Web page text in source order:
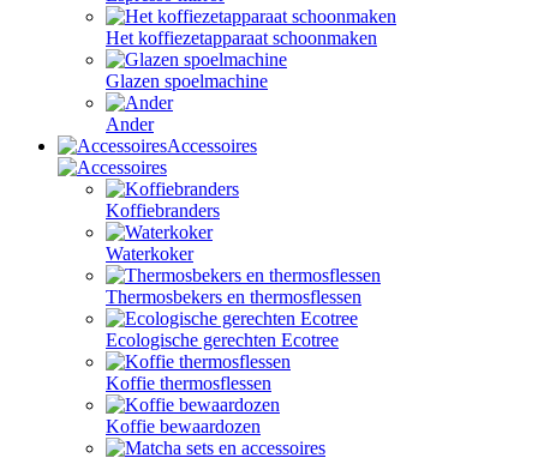
Het koffiezetapparaat schoonmaken
Glazen spoelmachine
Ander
Accessoires
Koffiebranders
Waterkoker
Thermosbekers en thermosflessen
Ecologische gerechten Ecotree
Koffie thermosflessen
Koffie bewaardozen